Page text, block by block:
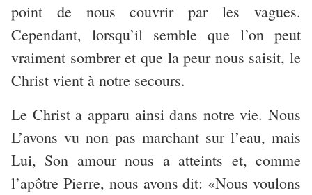
point de nous couvrir par les vagues.
Cependant, lorsqu’il semble que l’on peut
vraiment sombrer et que la peur nous saisit, le
Christ vient à notre secours.
Le Christ a apparu ainsi dans notre vie. Nous
L’avons vu non pas marchant sur l’eau, mais
Lui, Son amour nous a atteints et, comme
l’apôtre Pierre, nous avons dit: «Nous voulons